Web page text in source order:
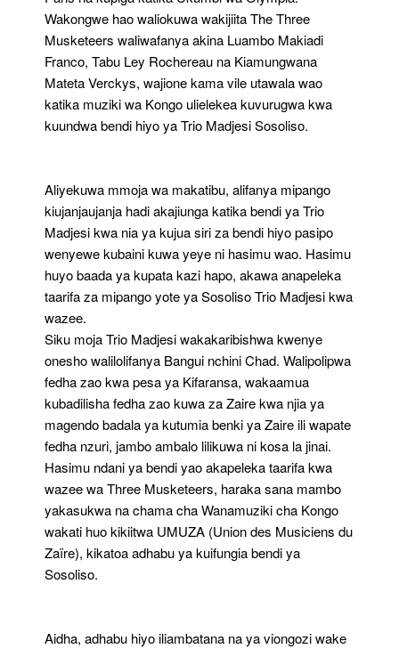
Wakongwe hao waliokuwa wakijiita The Three
Musketeers waliwafanya akina Luambo Makiadi
Franco, Tabu Ley Rochereau na Kiamungwana
Mateta Verckys, wajione kama vile utawala wao
katika muziki wa Kongo ulielekea kuvurugwa kwa
kuundwa bendi hiyo ya Trio Madjesi Sosoliso.
Aliyekuwa mmoja wa makatibu, alifanya mipango
kiujanjaujanja hadi akajiunga katika bendi ya Trio
Madjesi kwa nia ya kujua siri za bendi hiyo pasipo
wenyewe kubaini kuwa yeye ni hasimu wao. Hasimu
huyo baada ya kupata kazi hapo, akawa anapeleka
taarifa za mipango yote ya Sosoliso Trio Madjesi kwa
wazee.
Siku moja Trio Madjesi wakakaribishwa kwenye
onesho walilolifanya Bangui nchini Chad. Walipolipwa
fedha zao kwa pesa ya Kifaransa, wakaamua
kubadilisha fedha zao kuwa za Zaire kwa njia ya
magendo badala ya kutumia benki ya Zaire ili wapate
fedha nzuri, jambo ambalo lilikuwa ni kosa la jinai.
Hasimu ndani ya bendi yao akapeleka taarifa kwa
wazee wa Three Musketeers, haraka sana mambo
yakasukwa na chama cha Wanamuziki cha Kongo
wakati huo kikiitwa UMUZA (Union des Musiciens du
Zaïre), kikatoa adhabu ya kuifungia bendi ya
Sosoliso.
Aidha, adhabu hiyo iliambatana na ya viongozi wake